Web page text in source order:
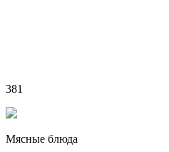
381
Мясные блюда